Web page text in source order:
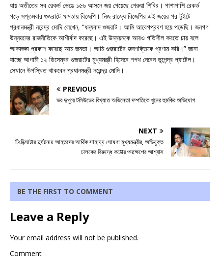
যায় অতীতের সব রেকর্ড ভেঙে ১৫৬ আসনে জয় পেয়েছে গেরুয়া শিবির। পাশাপাশি রেকর্ড
গড়ে সপ্তমবার গুজরাটে ক্ষমতায় বিজেপি। নিজ রাজ্যে বিজেপির এই জয়ের পর টুইটে
প্রধানমন্ত্রী নরেন্দ্র মোদি লেখেন, “ধন্যবাদ গুজরাট। আমি আবেগপ্রবণ হয়ে পড়েছি। জনগণ
উন্নয়নের রাজনীতিকে আশীর্বাদ করেছে। এই উন্নয়নকে আরও গতিশীল করতে চায় বলে
আকাঙ্ক্ষা প্রকাশ করেছে আম জনতা। আমি গুজরাটের জনশক্তিকে প্রণাম করি।” জানা
যাচ্ছে আগামী ১২ ডিসেম্বর গুজরাটের মুখ্যমন্ত্রী হিসেবে শপথ নেবেন ভূপেন্দ্র প্যাটেল।
সেখানে উপস্থিত থাকবেন প্রধানমন্ত্রী নরেন্দ্র মোদি।
PREVIOUS
ভর দুপুরে টলিউডের বিখ্যাত অভিনেতা দম্পতিকে খুনের হুমকির অভিযোগ
NEXT
চিংড়িঘাটার দুর্ঘটনায় আহতদের আর্থিক সাহায্য ঘোষণা মুখ্যমন্ত্রীর, অভিযুক্ত
চালকের বিরুদ্ধে কঠোর পদক্ষেপের আশ্বাস
BE THE FIRST TO COMMENT
Leave a Reply
Your email address will not be published.
Comment